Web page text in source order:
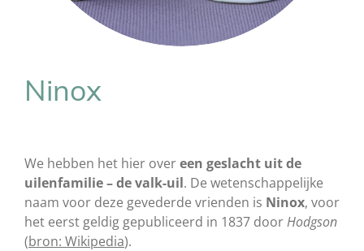
Ninox
We hebben het hier overeen geslacht uit de
uilenfamilie – de valk-uil. De wetenschappelijke
naam voor deze gevederde vrienden is Ninox, voor
het eerst geldig gepubliceerd in 1837 doorHodgson
(bron: Wikipedia).